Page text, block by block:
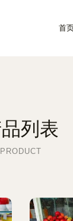
首
列表
PRODUCT